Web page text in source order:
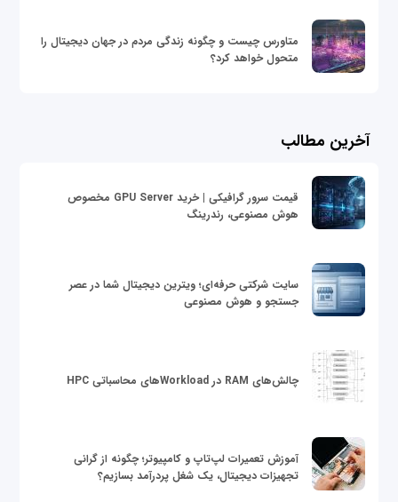
متاورس چیست و چگونه زندگی مردم در جهان دیجیتال را
متحول خواهد کرد؟
آخرین مطالب
قیمت سرور گرافیکی | خرید GPU Server مخصوص
هوش مصنوعی، رندرینگ
سایت شرکتی حرفه‌ای؛ ویترین دیجیتال شما در عصر
جستجو و هوش مصنوعی
چالش‌های RAM در Workloadهای محاسباتی HPC
آموزش تعمیرات لپ‌تاپ و کامپیوتر؛ چگونه از گرانی
تجهیزات دیجیتال، یک شغل پردرآمد بسازیم؟